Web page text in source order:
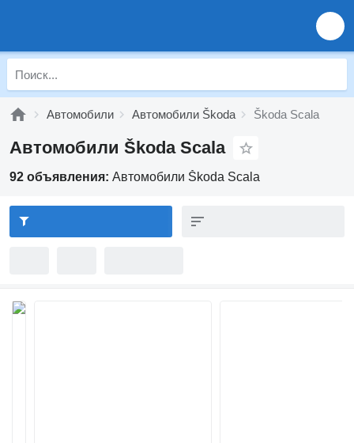
Автомобили Автомобили Škoda Škoda Scala
Автомобили Škoda Scala
92 объявления: Автомобили Škoda Scala